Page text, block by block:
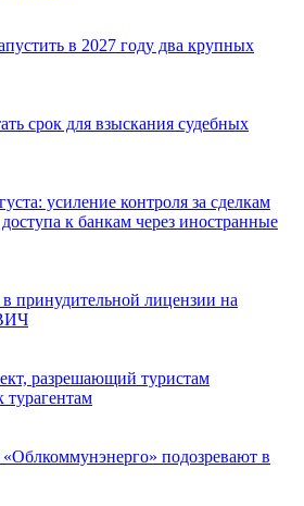
в 2027 году два крупных
срок для взыскания судебных
усиление контроля за сделкам
к банкам через иностранные
принудительной лицензии на
разрешающий туристам
турагентам
подозревают в